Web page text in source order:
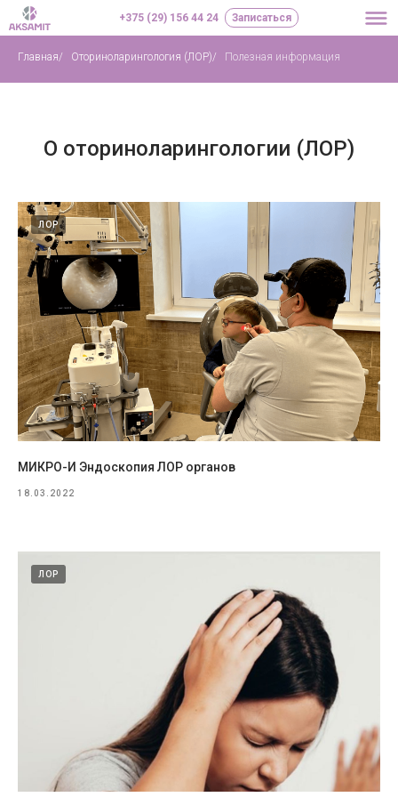
Записаться
+375 (29) 156 44 24
Главная/ Оториноларингология (ЛОР)/ Полезная информация
О оториноларингологии (ЛОР)
ЛОР
МИКРО-И Эндоскопия ЛОР органов
18.03.2022
ЛОР
Контакты
Вакансии
Страховые
О центре
Специалисты
Лазерная эпиляция
Неврология
Информация